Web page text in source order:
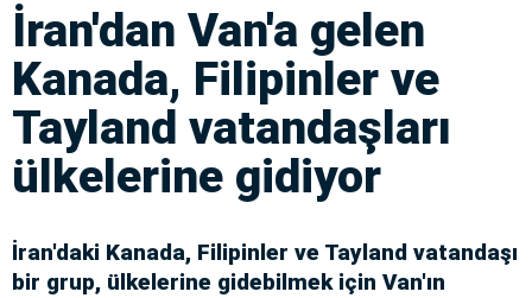
İran'dan Van'a gelen
Kanada, Filipinler ve
Tayland vatandaşları
ülkelerine gidiyor
İran'daki Kanada, Filipinler ve Tayland vatandaşı
bir grup, ülkelerine gidebilmek için Van'ın